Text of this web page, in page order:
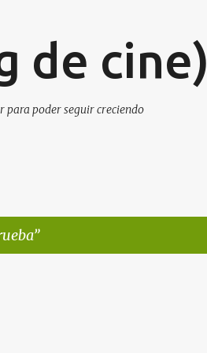
de cine)
para poder seguir creciendo